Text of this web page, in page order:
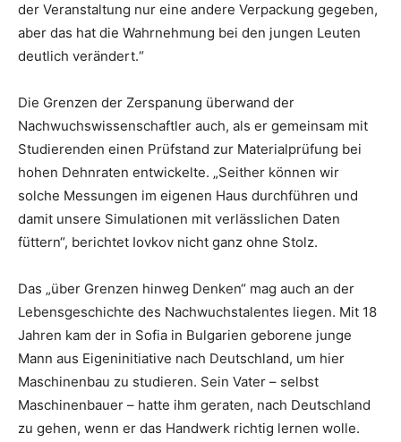
der Veranstaltung nur eine andere Verpackung gegeben,
aber das hat die Wahrnehmung bei den jungen Leuten
deutlich verändert.“
Die Grenzen der Zerspanung überwand der
Nachwuchswissenschaftler auch, als er gemeinsam mit
Studierenden einen Prüfstand zur Materialprüfung bei
hohen Dehnraten entwickelte. „Seither können wir
solche Messungen im eigenen Haus durchführen und
damit unsere Simulationen mit verlässlichen Daten
füttern“, berichtet Iovkov nicht ganz ohne Stolz.
Das „über Grenzen hinweg Denken“ mag auch an der
Lebensgeschichte des Nachwuchstalentes liegen. Mit 18
Jahren kam der in Sofia in Bulgarien geborene junge
Mann aus Eigeninitiative nach Deutschland, um hier
Maschinenbau zu studieren. Sein Vater – selbst
Maschinenbauer – hatte ihm geraten, nach Deutschland
zu gehen, wenn er das Handwerk richtig lernen wolle.